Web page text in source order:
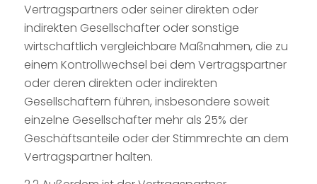
Vertragspartners oder seiner direkten oder
indirekten Gesellschafter oder sonstige
wirtschaftlich vergleichbare Maßnahmen, die zu
einem Kontrollwechsel bei dem Vertragspartner
oder deren direkten oder indirekten
Gesellschaftern führen, insbesondere soweit
einzelne Gesellschafter mehr als 25% der
Geschäftsanteile oder der Stimmrechte an dem
Vertragspartner halten.